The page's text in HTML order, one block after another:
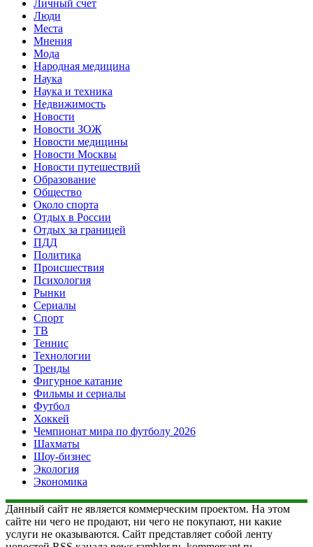
Личный счет
Люди
Места
Мнения
Мода
Народная медицина
Наука
Наука и техника
Недвижимость
Новости
Новости ЗОЖ
Новости медицины
Новости Москвы
Новости путешествий
Образование
Общество
Около спорта
Отдых в России
Отдых за границей
ПДД
Политика
Происшествия
Психология
Рынки
Сериалы
Спорт
ТВ
Теннис
Технологии
Тренды
Фигурное катание
Фильмы и сериалы
Футбол
Хоккей
Чемпионат мира по футболу 2026
Шахматы
Шоу-бизнес
Экология
Экономика
Данный сайт не является коммерческим проектом. На этом
сайте ни чего не продают, ни чего не покупают, ни какие
услуги не оказываются. Сайт представляет собой ленту